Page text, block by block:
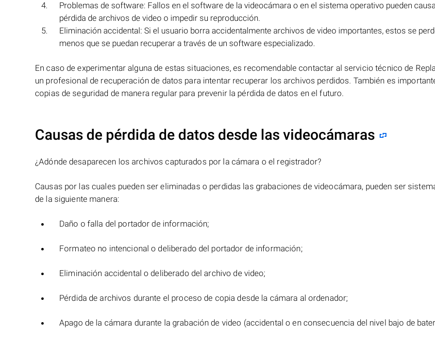
Problemas de software: Fallos en el software de la videocámara o en el sistema operativo pueden
pérdida de archivos de video o impedir su reproducción.
Eliminación accidental: Si el usuario borra accidentalmente archivos de video importantes, estos se
menos que se puedan recuperar a través de un software especializado.
En caso de experimentar alguna de estas situaciones, es recomendable contactar al servicio técnico de
un profesional de recuperación de datos para intentar recuperar los archivos perdidos. También es
copias de seguridad de manera regular para prevenir la pérdida de datos en el futuro.
Causas de pérdida de datos desde las videocámaras
¿Adónde desaparecen los archivos capturados por la cámara o el registrador?
Causas por las cuales pueden ser eliminadas o perdidas las grabaciones de videocámara, pueden ser
de la siguiente manera:
Daño o falla del portador de información;
Formateo no intencional o deliberado del portador de información;
Eliminación accidental o deliberado del archivo de video;
Pérdida de archivos durante el proceso de copia desde la cámara al ordenador;
Apago de la cámara durante la grabación de video (accidental o en consecuencia del nivel bajo de